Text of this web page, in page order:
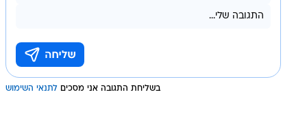
בשליחת התגובה אני מסכים לתנאי השימוש